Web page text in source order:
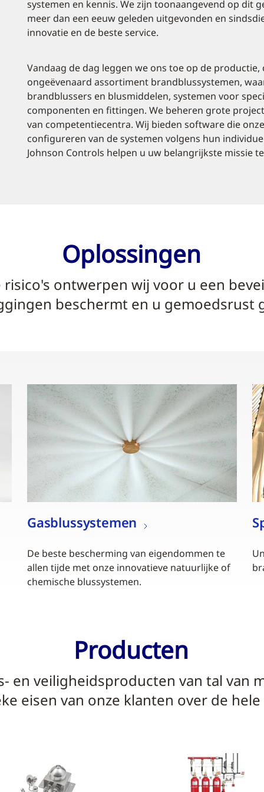
systemen en kennis. We zijn toonaangevend op dit
meer dan een eeuw geleden uitgevonden en
innovatie en de beste service.
Vandaag de dag leggen we ons toe op de
ongeëvenaard assortiment brandblussystemen,
brandblussers en blusmiddelen, systemen voor
componenten en fittingen. We beheren grote
van competentiecentra. Wij bieden software die
configureren van de systemen volgens hun
Johnson Controls helpen u uw belangrijkste missie
Oplossingen
ontwerpen wij voor u een
beschermt en u gemoedsrust
Gasblussystemen
De beste bescherming van eigendommen te
allen tijde met onze innovatieve natuurlijke of
chemische blussystemen.
Producten
en veiligheidsproducten van tal van
eisen van onze klanten over de